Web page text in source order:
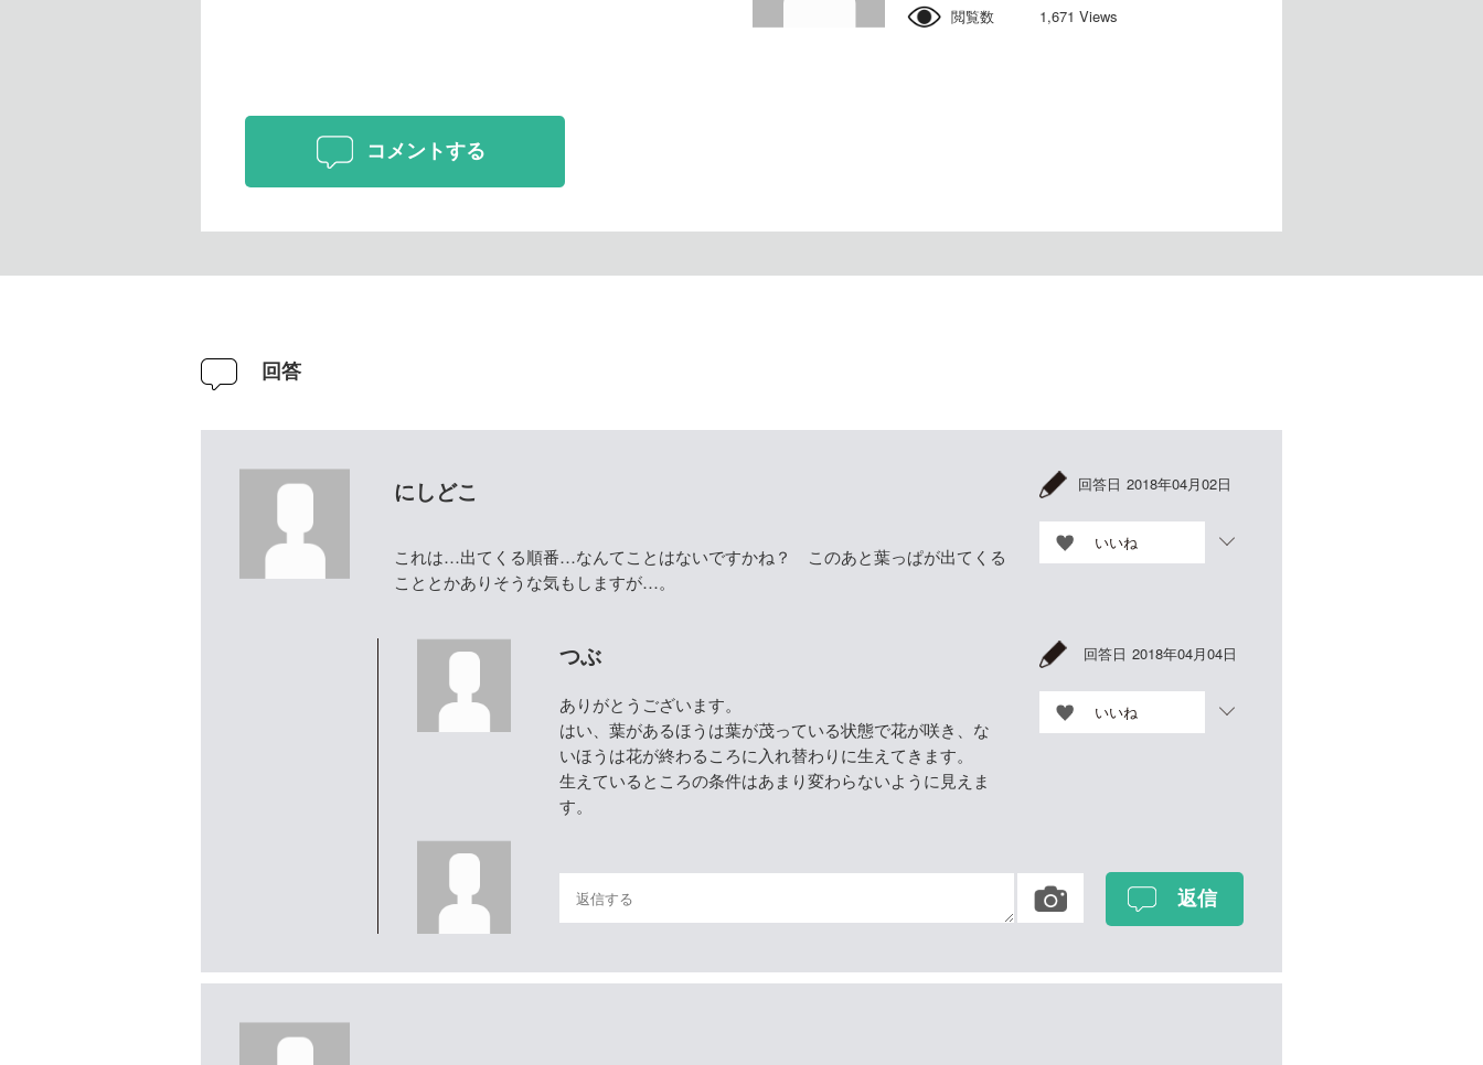
閲覧数
1,671 Views
コメントする
回答
にしどこ
これは…出てくる順番…なんてことはないですかね？ このあと葉っぱが出てくる
こととかありそうな気もしますが…。
回答日 2018年04月02日
いいね
つぶ
ありがとうございます。
はい、葉があるほうは葉が茂っている状態で花が咲き、な
いほうは花が終わるころに入れ替わりに生えてきます。
生えているところの条件はあまり変わらないように見えま
す。
回答日 2018年04月04日
いいね